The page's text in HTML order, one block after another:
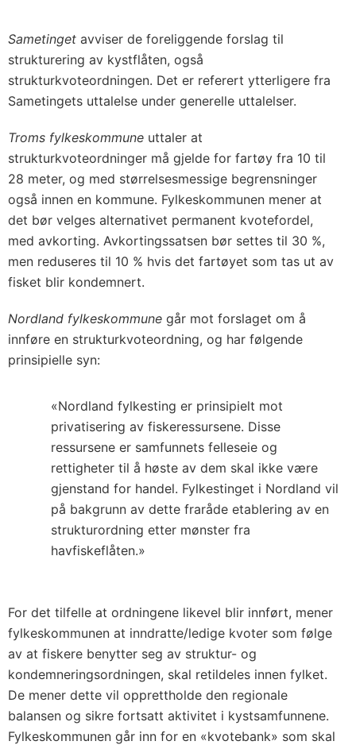
Sametinget avviser de foreliggende forslag til
strukturering av kystflåten, også
strukturkvoteordningen. Det er referert ytterligere fra
Sametingets uttalelse under generelle uttalelser.
Troms fylkeskommune uttaler at
strukturkvoteordninger må gjelde for fartøy fra 10 til
28 meter, og med størrelsesmessige begrensninger
også innen en kommune. Fylkeskommunen mener at
det bør velges alternativet permanent kvotefordel,
med avkorting. Avkortingssatsen bør settes til 30 %,
men reduseres til 10 % hvis det fartøyet som tas ut av
fisket blir kondemnert.
Nordland fylkeskommune går mot forslaget om å
innføre en strukturkvoteordning, og har følgende
prinsipielle syn:
«Nordland fylkesting er prinsipielt mot
privatisering av fiskeressursene. Disse
ressursene er samfunnets felleseie og
rettigheter til å høste av dem skal ikke være
gjenstand for handel. Fylkestinget i Nordland vil
på bakgrunn av dette fraråde etablering av en
strukturordning etter mønster fra
havfiskeflåten.»
For det tilfelle at ordningene likevel blir innført, mener
fylkeskommunen at inndratte/ledige kvoter som følge
av at fiskere benytter seg av struktur- og
kondemneringsordningen, skal retildeles innen fylket.
De mener dette vil opprettholde den regionale
balansen og sikre fortsatt aktivitet i kystsamfunnene.
Fylkeskommunen går inn for en «kvotebank» som skal